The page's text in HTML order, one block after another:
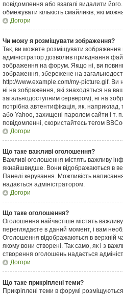
повідомлення або взагалі видалити
обмежувати кількість смайликів, які
Догори
Чи можу я розміщувати зображення?
Так, ви можете розміщувати зображення
адміністратор дозволив приєднання
зображення на форум. Якщо ні, ви
зображення, збережене на
http://www.example.com/my-picture.gif.
ні на зображення, які знаходяться на
загальнодоступним сервером), ні на
потрібна автентифікація, як, наприклад,
або Yahoo, захищені паролем сайти і т.
повідомленні, скористайтесь тегом
Догори
Що таке важливі оголошення?
Важливі оголошення містять важливу
якнайшвидше. Вони відображаються в
Панелі керування. Можливість
надається адміністратором.
Догори
Що таке оголошення?
Оголошення найчастіше містять
переглядаєте в даний момент, і вам
Оголошення відображаються в верхній
якому вони створені. Так само, як і з
створення оголошень надається
Догори
Що таке прикріплені теми?
Прикріплені теми в форумі